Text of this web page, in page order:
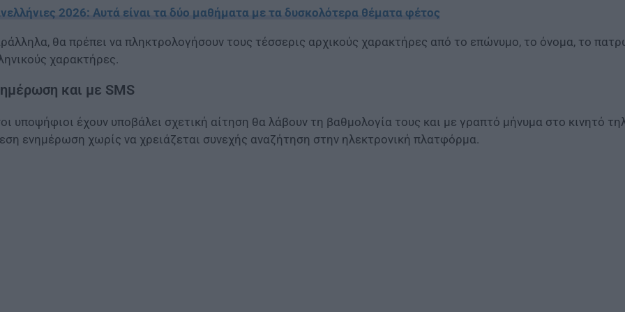
2026: Αυτά είναι τα δύο μαθήματα με τα δυσκολότερα θέματα φέτος
θα πρέπει να πληκτρολογήσουν τους τέσσερις αρχικούς χαρακτήρες από το επώνυμο, το όνομα, το
χαρακτήρες.
και με SMS
υποψήφιοι έχουν υποβάλει σχετική αίτηση θα λάβουν τη βαθμολογία τους και με γραπτό μήνυμα στο κινητό
ενημέρωση χωρίς να χρειάζεται συνεχής αναζήτηση στην ηλεκτρονική πλατφόρμα.